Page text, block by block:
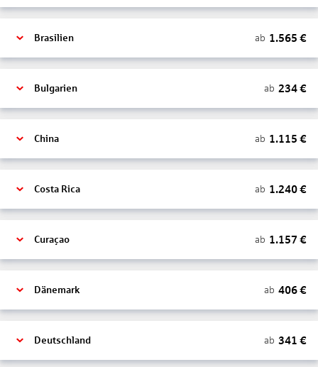
Brasilien ab 1.565 €
Bulgarien ab 234€
China ab 1.115 €
Costa Rica ab 1.240€
Curaçao ab 1.157 €
Dänemark ab 406€
Deutschland ab 341 €